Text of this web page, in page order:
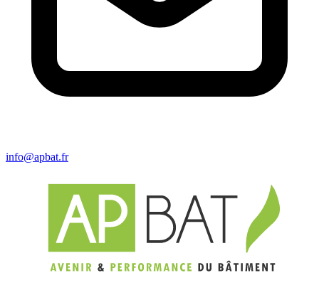
info@apbat.fr